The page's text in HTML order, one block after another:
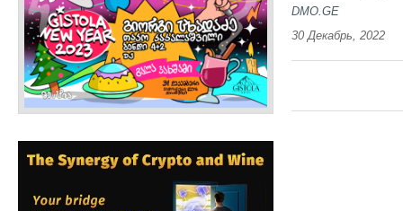
DMO.GE
30 Декабрь, 2022